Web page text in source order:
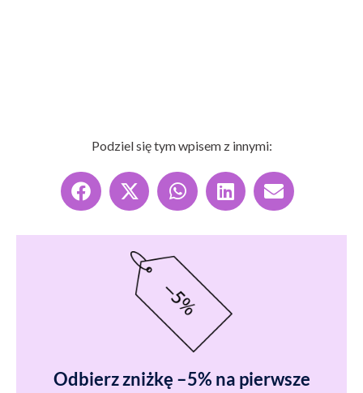
Podziel się tym wpisem z innymi:
Odbierz zniżkę –5% na pierwsze